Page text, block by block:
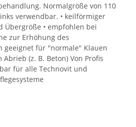
Normalgröße von 110
verwendbar. • keilförmiger
Übergröße • empfohlen bei
zur Erhöhung des
geeignet für "normale" Klauen
(z. B. Beton) Von Profis
für alle Technovit und